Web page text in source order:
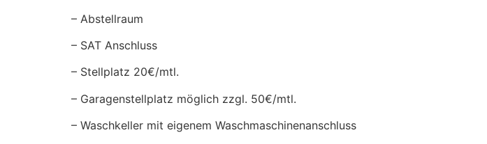
– Abstellraum
– SAT Anschluss
– Stellplatz 20€/mtl.
– Garagenstellplatz möglich zzgl. 50€/mtl.
– Waschkeller mit eigenem Waschmaschinenanschluss